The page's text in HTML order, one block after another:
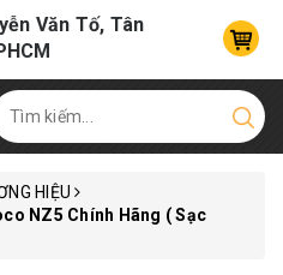
Văn Tố, Tân
HIỆU
NZ5 Chính Hãng ( Sạc